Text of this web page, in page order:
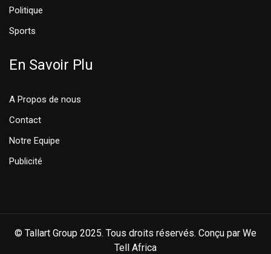
Politique
Sports
En Savoir Plu
A Propos de nous
Contact
Notre Equipe
Publicité
© Tallart Group 2025. Tous droits réservés. Conçu par We
Tell Africa